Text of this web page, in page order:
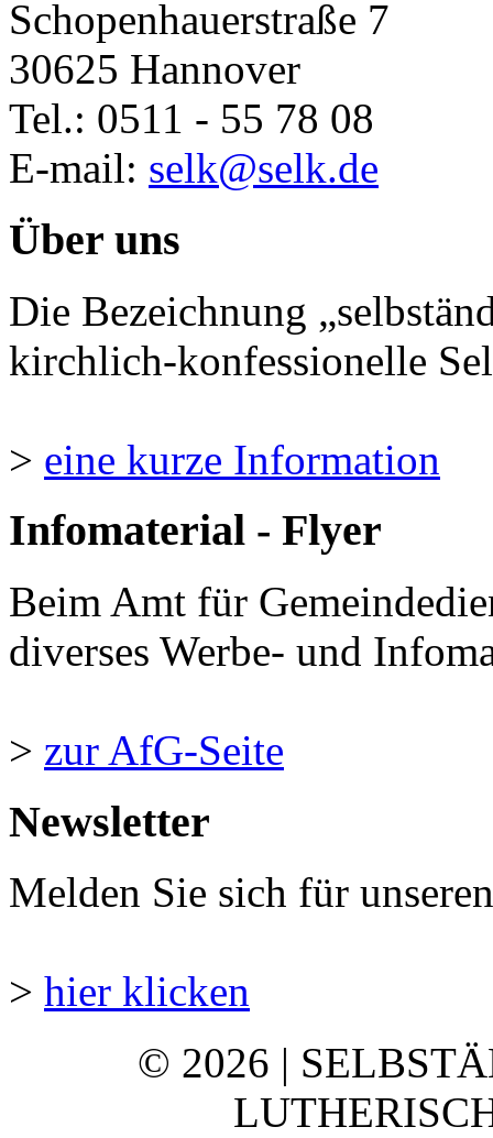
Schopenhauerstraße 7
30625 Hannover
Tel.: 0511 - 55 78 08
E-mail: selk@selk.de
Über uns
Die Bezeichnung
kirchlich-konfessionelle
> eine kurze Information
Infomaterial - Flyer
Beim Amt für
diverses Werbe- und
> zur AfG-Seite
Newsletter
Melden Sie sich für
> hier klicken
© 2026 |